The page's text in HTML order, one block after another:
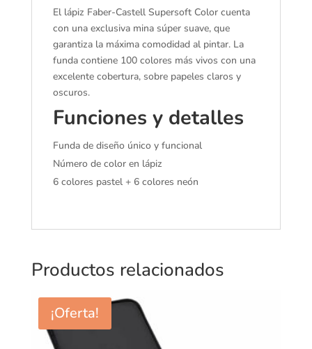
El lápiz Faber-Castell Supersoft Color cuenta
con una exclusiva mina súper suave, que
garantiza la máxima comodidad al pintar. La
funda contiene 100 colores más vivos con una
excelente cobertura, sobre papeles claros y
oscuros.
Funciones y detalles
Funda de diseño único y funcional
Número de color en lápiz
6 colores pastel + 6 colores neón
Productos relacionados
¡Oferta!